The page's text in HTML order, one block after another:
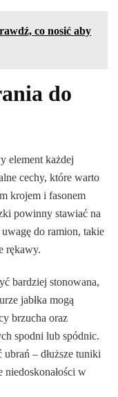
co nosić aby
do
element każdej
cechy, które warto
krojem i fasonem
powinny stawiać na
do ramion, takie
rękawy.
bardziej stonowana,
jabłka mogą
brzucha oraz
spodni lub spódnic.
– dłuższe tuniki
niedoskonałości w